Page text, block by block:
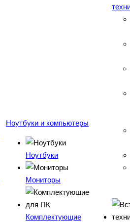
Ноутбуки и компьютеры
Ноутбуки
Мониторы
Комплектующие